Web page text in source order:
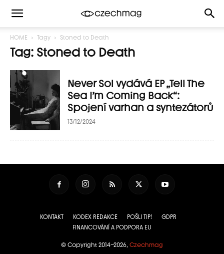
HOME Tagy Stoned to Death
Tag: Stoned to Death
Never Sol vydává EP „Tell The
Sea I’m Coming Back“:
Spojení varhan a syntezátorů
13/12/2024
KONTAKT KODEX REDAKCE POŠLI TIP!
GDPR
FINANCOVÁNÍ A PODPORA EU
© Copyright 2014–2026, Czechmag